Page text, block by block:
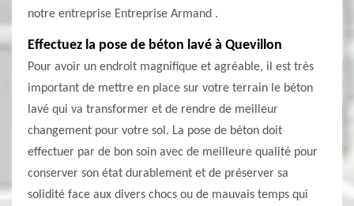
notre entreprise Entreprise Armand .
Effectuez la pose de béton lavé à Quevillon
Pour avoir un endroit magnifique et agréable, il est très
important de mettre en place sur votre terrain le béton
lavé qui va transformer et de rendre de meilleur
changement pour votre sol. La pose de béton doit
effectuer par de bon soin avec de meilleure qualité pour
conserver son état durablement et de préserver sa
solidité face aux divers chocs ou de mauvais temps qui